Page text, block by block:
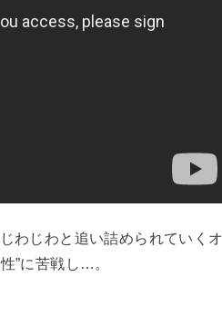
わじわと追い詰められていくオ
”に苦戦し…。